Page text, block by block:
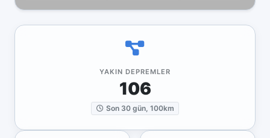
YAKIN DEPREMLER
106
Son 30 gün, 100km